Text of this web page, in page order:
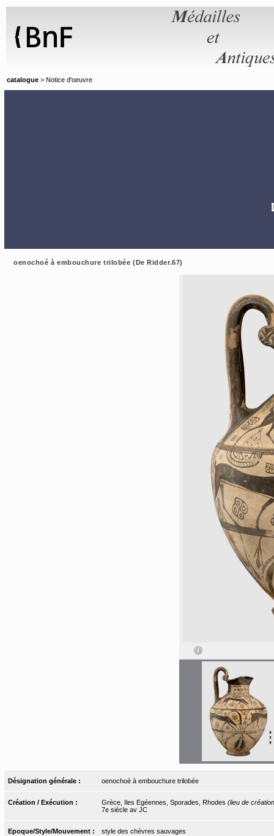
catalogue > Notice d'oeuvre
oenochoé à embouchure trilobée (De Ridder.67)
Désignation générale : oenochoé à embouchure trilobée
Création / Exécution : Grèce, Iles Egéennes, Sporades, Rhodes (lieu de
7e siècle av JC
Epoque/Style/Mouvement : style des chèvres sauvages